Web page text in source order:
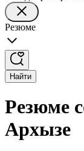
Резюме
Найти
Резюме
Архызе